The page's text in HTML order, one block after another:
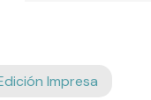
Impresa